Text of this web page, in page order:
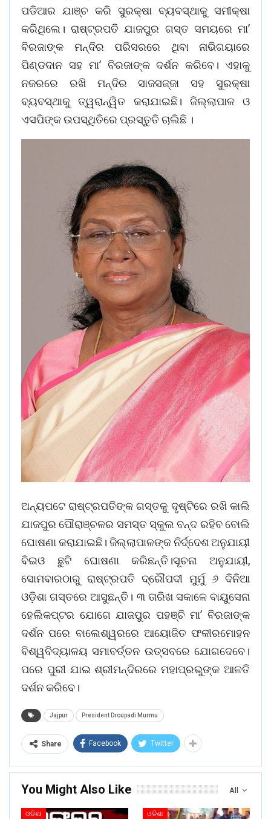
ପଡିଆର ଯାଞ୍ଚ କରି ସୁରକ୍ଷା ବ୍ୟବସ୍ଥାକୁ ସମୀକ୍ଷା
କରିଥିଲେ। ରାଷ୍ଟ୍ରପତି ଯାଜପୁର ଗସ୍ତ ସମୟରେ ମା’
ବିରଜାଙ୍କ ମନ୍ଦିର ପରିସରରେ ଥିବା ନାଭିଗୟାରେ
ପିଣ୍ଡଦାନ ସହ ମା’ ବିରଜାଙ୍କ ଦର୍ଶନ କରିବେ। ଏହାକୁ
ନଜରରେ ରଖି ମନ୍ଦିର ସାଜସଜ୍ଜା ସହ ସୁରକ୍ଷା
ବ୍ୟବସ୍ଥାକୁ ତ୍ୱରାନ୍ୱିତ କରାଯାଇଛି। ଜିଲ୍ଲାପାଳ ଓ
ଏସପିଙ୍କ ଉପସ୍ଥିତିରେ ପ୍ରସ୍ତୁତି ଚାଲିଛି ।
ଅନ୍ୟପଟେ ରାଷ୍ଟ୍ରପତିଙ୍କ ଗସ୍ତକୁ ଦୃଷ୍ଟିରେ ରଖି କାଲି
ଯାଜପୁର ପୌରାଞ୍ଚଳର ସମସ୍ତ ସ୍କୁଲ ବନ୍ଦ ରହିବ ବୋଲି
ଘୋଷଣା କରାଯାଇଛି। ଜିଲ୍ଲାପାଳଙ୍କ ନିର୍ଦ୍ଦେଶ ଅନୁଯାୟୀ
ବିଇଓ ଛୁଟି ଘୋଷଣା କରିଛନ୍ତି।ସୂଚନା ଅନୁଯାୟୀ,
ସୋମବାରଠାରୁ ରାଷ୍ଟ୍ରପତି ଦ୍ରୌପଦୀ ମୁର୍ମୁ ୬ ଦିନିଆ
ଓଡ଼ିଶା ଗସ୍ତରେ ଆସୁଛନ୍ତି। ୩ ତାରିଖ ସକାଳେ ବାୟୁସେନା
ହେଲିକପ୍ଟର ଯୋଗେ ଯାଜପୁର ପହଞ୍ଚି ମା’ ବିରଜାଙ୍କ
ଦର୍ଶନ ପରେ ବାଲେଶ୍ୱରରେ ଆୟୋଜିତ ଫକୀରମୋହନ
ବିଶ୍ୱବିଦ୍ୟାଳୟ ସମାବର୍ତ୍ତନ ଉତ୍ସବରେ ଯୋଗଦେବେ।
ପରେ ପୁରୀ ଯାଇ ଶ୍ରୀମନ୍ଦିରରେ ମହାପ୍ରଭୁଙ୍କ ଆଳତି
ଦର୍ଶନ କରିବେ।
Jajpur President Droupadi Murmu
Share Facebook Twitter
All
You Might Also Like
ଓଡିଶା ଓଡିଶା